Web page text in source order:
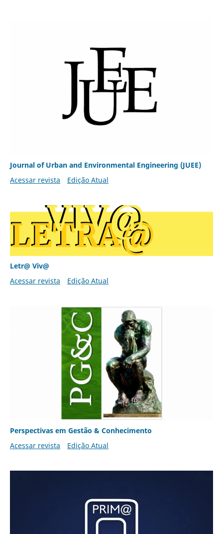
Journal of Urban and Environmental Engineering (JUEE)
Acessar revista
Edição Atual
Letr@ Viv@
Acessar revista
Edição Atual
Perspectivas em Gestão & Conhecimento
Acessar revista
Edição Atual